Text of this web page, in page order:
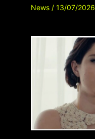
News/ 13/07/2026